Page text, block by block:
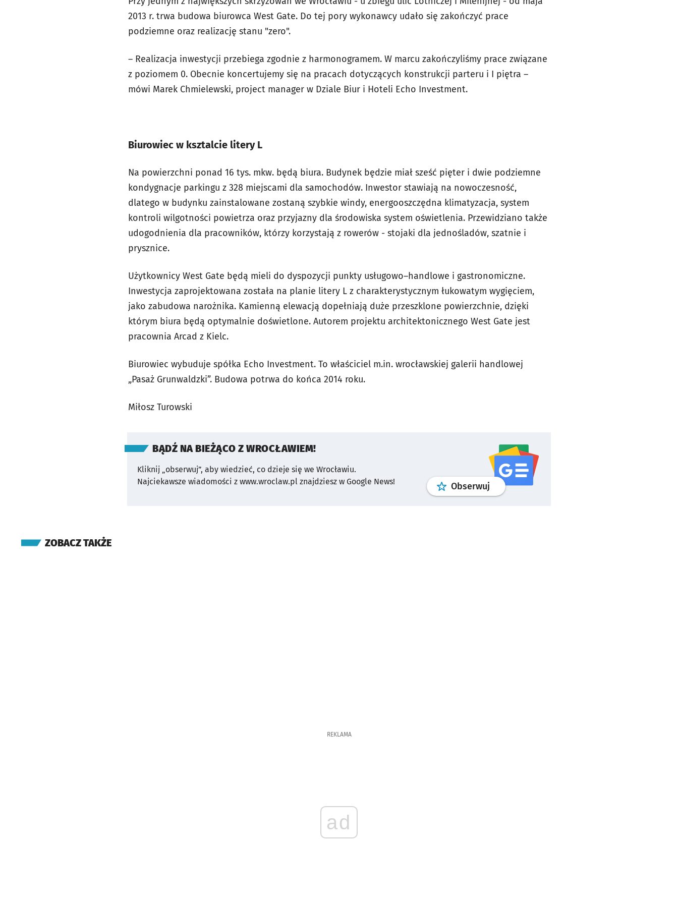
2013 r. trwa budowa biurowca West Gate. Do tej pory wykonawcy udało się zakończyć prace
podziemne oraz realizację stanu "zero".
– Realizacja inwestycji przebiega zgodnie z harmonogramem. W marcu zakończyliśmy prace związane
z poziomem 0. Obecnie koncertujemy się na pracach dotyczących konstrukcji parteru i I piętra –
mówi Marek Chmielewski, project manager w Dziale Biur i Hoteli Echo Investment.
Biurowiec w ksztalcie litery L
Na powierzchni ponad 16 tys. mkw. będą biura. Budynek będzie miał sześć pięter i dwie podziemne
kondygnacje parkingu z 328 miejscami dla samochodów. Inwestor stawiają na nowoczesność,
dlatego w budynku zainstalowane zostaną szybkie windy, energooszczędna klimatyzacja, system
kontroli wilgotności powietrza oraz przyjazny dla środowiska system oświetlenia. Przewidziano także
udogodnienia dla pracowników, którzy korzystają z rowerów - stojaki dla jednośladów, szatnie i
prysznice.
Użytkownicy West Gate będą mieli do dyspozycji punkty usługowo–handlowe i gastronomiczne.
Inwestycja zaprojektowana została na planie litery L z charakterystycznym łukowatym wygięciem,
jako zabudowa narożnika. Kamienną elewacją dopełniają duże przeszklone powierzchnie, dzięki
którym biura będą optymalnie doświetlone. Autorem projektu architektonicznego West Gate jest
pracownia Arcad z Kielc.
Biurowiec wybuduje spółka Echo Investment. To właściciel m.in. wrocławskiej galerii handlowej
„Pasaż Grunwaldzki”. Budowa potrwa do końca 2014 roku.
Miłosz Turowski
BĄDŹ NA BIEŻĄCO Z WROCŁAWIEM!
Kliknij „obserwuj”, aby wiedzieć, co dzieje się we Wrocławiu.
Najciekawsze wiadomości z www.wroclaw.pl znajdziesz w Google News!
Obserwuj profilgoogle news
ZOBACZ TAKŻE
REKLAMA
ad